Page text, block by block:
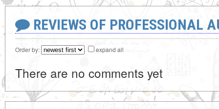
REVIEWS OF PROFESSIONAL
Order by: expand all
There are no comments yet